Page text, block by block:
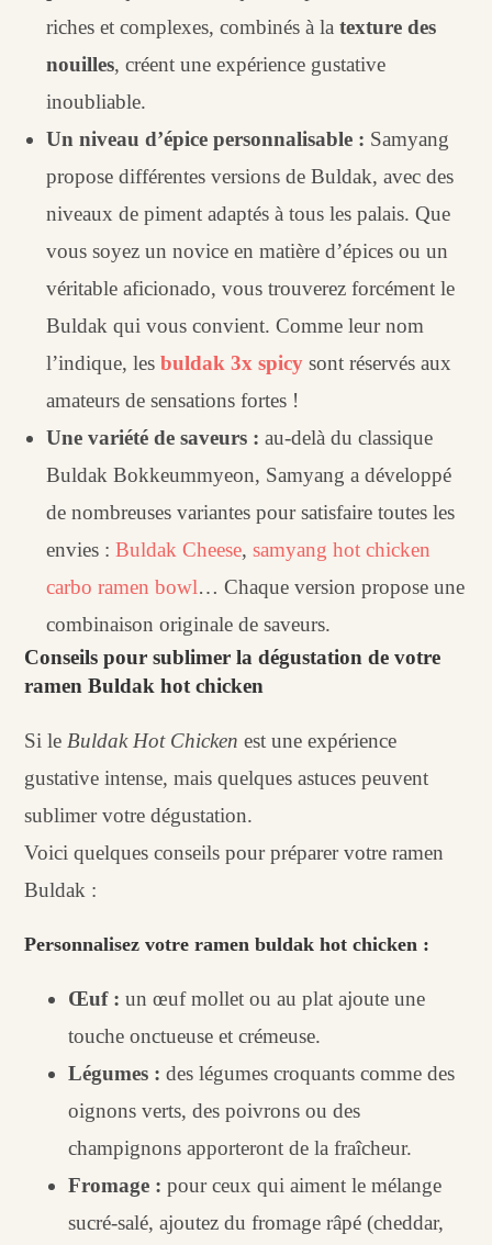
riches et complexes, combinés à latexture des
nouilles, créent une expérience gustative
inoubliable.
Un niveau d’épice personnalisable : Samyang
propose différentes versions de Buldak, avec des
niveaux de piment adaptés à tous les palais. Que
vous soyez un novice en matière d’épices ou un
véritable aficionado, vous trouverez forcément le
Buldak qui vous convient. Comme leur nom
l’indique, lesbuldak 3x spicy sont réservés aux
amateurs de sensations fortes !
Une variété de saveurs : au-delà du classique
Buldak Bokkeummyeon, Samyang a développé
de nombreuses variantes pour satisfaire toutes les
envies :Buldak Cheese,samyang hot chicken
carbo ramen bowl… Chaque version propose une
combinaison originale de saveurs.
Conseils pour sublimer la dégustation de votre
ramen Buldak hot chicken
Si le Buldak Hot Chicken est une expérience
gustative intense, mais quelques astuces peuvent
sublimer votre dégustation.
Voici quelques conseils pour préparer votre ramen
Buldak :
Personnalisez votre ramen buldak hot chicken :
Œuf : un œuf mollet ou au plat ajoute une
touche onctueuse et crémeuse.
Légumes : des légumes croquants comme des
oignons verts, des poivrons ou des
champignons apporteront de la fraîcheur.
Fromage : pour ceux qui aiment le mélange
sucré-salé, ajoutez du fromage râpé (cheddar,